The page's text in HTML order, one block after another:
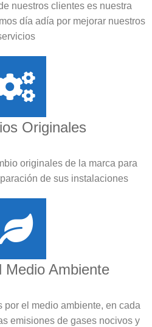
nuestros clientes es nuestra
día adía por mejorar nuestros
Originales
originales de la marca para
de sus instalaciones
Medio Ambiente
por el medio ambiente, en cada
emisiones de gases nocivos y